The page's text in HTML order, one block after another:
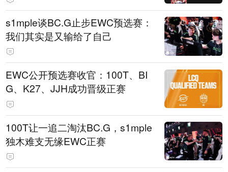
s1mple谈BC.G止步EWC预选赛：
我们其实是又输给了自己
EWC公开预选赛收官：100T、BI
G、K27、JJH成功晋级正赛
100T让一追二淘汰BC.G，s1mple
独木难支无缘EWC正赛